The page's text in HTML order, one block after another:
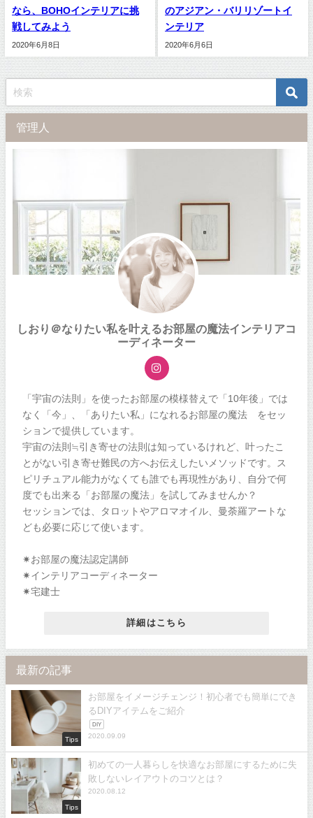
なら、BOHOインテリアに挑
戦してみよう
2020年6月8日
のアジアン・バリリゾートイ
ンテリア
2020年6月6日
管理人
しおり＠なりたい私を叶えるお部屋の魔法インテリアコ
ーディネーター
「宇宙の法則」を使ったお部屋の模様替えで「10年後」では
なく「今」、「ありたい私」になれるお部屋の魔法®をセッ
ションで提供しています。
宇宙の法則≒引き寄せの法則は知っているけれど、叶ったこ
とがない引き寄せ難民の方へお伝えしたいメソッドです。ス
ピリチュアル能力がなくても誰でも再現性があり、自分で何
度でも出来る「お部屋の魔法」を試してみませんか？
セッションでは、タロットやアロマオイル、曼荼羅アートな
ども必要に応じて使います。
✷お部屋の魔法認定講師
✷インテリアコーディネーター
✷宅建士
詳細はこちら
最新の記事
Tips
お部屋をイメージチェンジ！初心者でも簡単にでき
るDIYアイテムをご紹介
DIY
2020.09.09
Tips
初めての一人暮らしを快適なお部屋にするために失
敗しないレイアウトのコツとは？
2020.08.12